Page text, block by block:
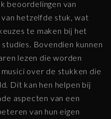
beoordelingen van
hetzelfde stuk, wat
te maken bij het
Bovendien kunnen
lezen die worden
over de stukken die
Dit kan hen helpen bij
aspecten van een
van hun eigen